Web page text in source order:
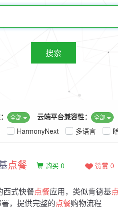
搜索
云端平台兼容性： 全部
全部
多语言
HarmonyNext
点餐 赞赏 0
购买 0
西式快餐点餐应用，类似肯德基
，提供完整的点餐购物流程